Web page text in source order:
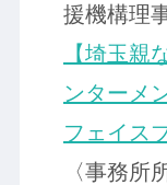
援機構理事
【埼玉親
ンターメ
フェイス
〈事務所